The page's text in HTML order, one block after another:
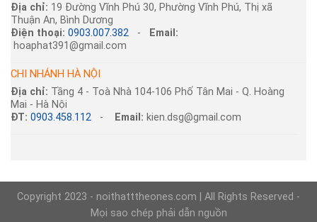
Địa chỉ: 19 Đường Vĩnh Phú 30, Phường Vĩnh Phú, Thị xã
Thuận An, Bình Dương
Điện thoại: 0903.007.382-
Email:
hoaphat391@gmail.com
CHI NHÁNH HÀ NỘI
Địa chỉ: Tầng 4 - Toà Nhà 104-106 Phố Tân Mai - Q. Hoàng
Mai - Hà Nội
ĐT: 0903.458.112- Email: kien.dsg@gmail.com
Copyright 2023 - noithatttheones.com | All Rights Reserved -
Mọi sao chép phải dẫn nguồn